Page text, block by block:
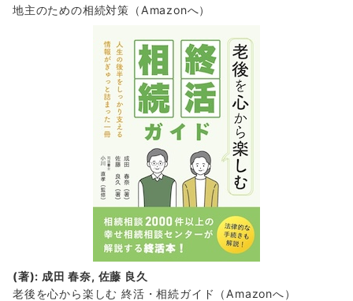
地主のための相続対策 （Amazonへ）
(著): 成田 春奈, 佐藤 良久
老後を心から楽しむ 終活・相続ガイド
（Amazonへ）